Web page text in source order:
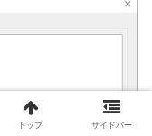
トップ サイドバー